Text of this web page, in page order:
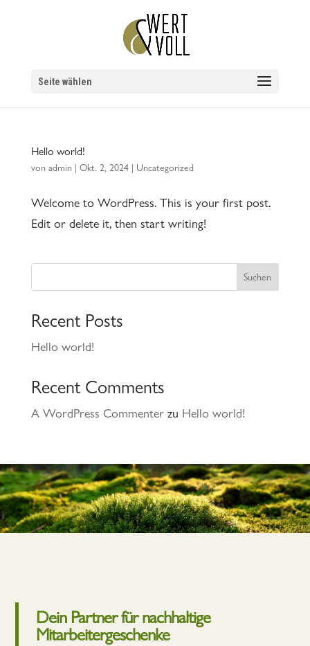
Seite wählen
Hello world!
von admin | Okt. 2, 2024| Uncategorized
Welcome to WordPress. This is your first post.
Edit or delete it, then start writing!
Suchen
Recent Posts
Hello world!
Recent Comments
A WordPress Commenterzu Hello world!
Dein Partner für nachhaltige
Mitarbeitergeschenke